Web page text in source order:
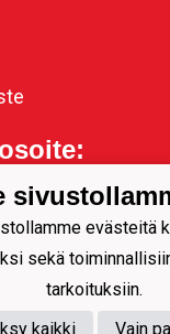
evästeitä
sekä
tarkoituksiin.
kaikki
Vain